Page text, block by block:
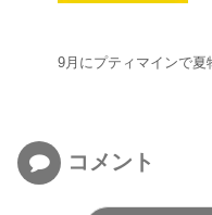
9月にプティマインで夏
コメント